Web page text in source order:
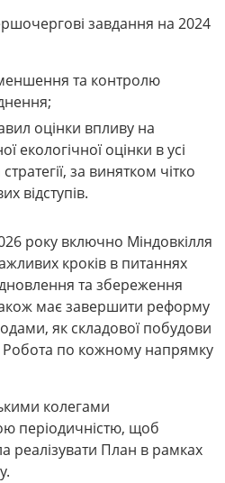
завдання на 2024
та контролю
оцінки впливу на
екологічної оцінки в усі
за винятком чітко
відступів.
року включно Міндовкілля
кроків в питаннях
та збереження
має завершити реформу
як складової побудови
Робота по кожному напрямку
колегами
періодичністю, щоб
реалізувати План в рамках